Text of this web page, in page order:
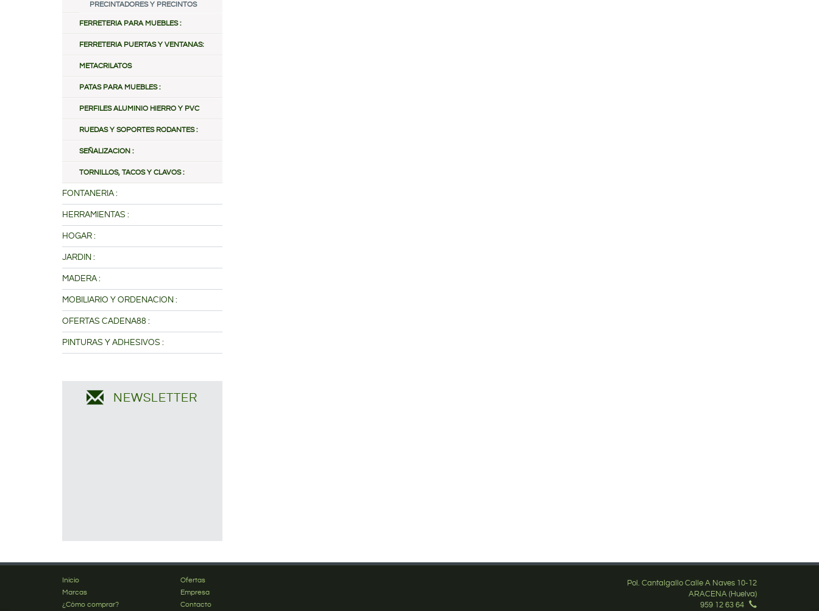
PRECINTADORES Y PRECINTOS
FERRETERIA PARA MUEBLES :
FERRETERIA PUERTAS Y VENTANAS:
METACRILATOS
PATAS PARA MUEBLES :
PERFILES ALUMINIO HIERRO Y PVC
RUEDAS Y SOPORTES RODANTES :
SEÑALIZACION :
TORNILLOS, TACOS Y CLAVOS :
FONTANERIA :
HERRAMIENTAS :
HOGAR :
JARDIN :
MADERA :
MOBILIARIO Y ORDENACION :
OFERTAS CADENA88 :
PINTURAS Y ADHESIVOS :
NEWSLETTER
Inicio
Ofertas
Marcas
Empresa
¿Cómo comprar?
Contacto
Pol. Cantalgallo Calle A Naves 10-12
ARACENA (Huelva)
959 12 63 64